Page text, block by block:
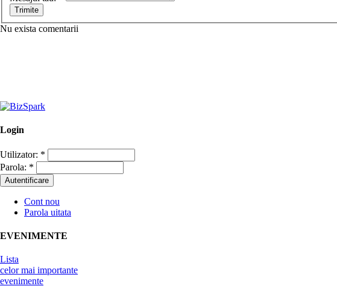
Nu exista comentarii
Login
Utilizator: *
Parola: *
Cont nou
Parola uitata
EVENIMENTE
Lista
celor mai importante
evenimente